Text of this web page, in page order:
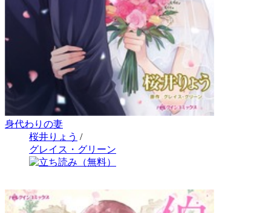
身代わりの妻
桜井りょう /
グレイス・グリーン